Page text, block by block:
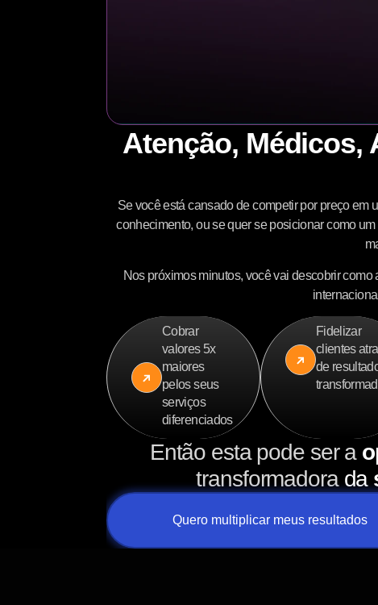
Atenção, Médicos,
Se você está cansado de competir por preço
conhecimento, ou se quer se posicionar como
Nos próximos minutos, você vai descobrir
Cobrar
valores 5x
maiores
pelos seus
serviços
diferenciados
Fidelizar
clientes
de
Então esta pode ser a
transformadorada
Quero multiplicar meus resultados